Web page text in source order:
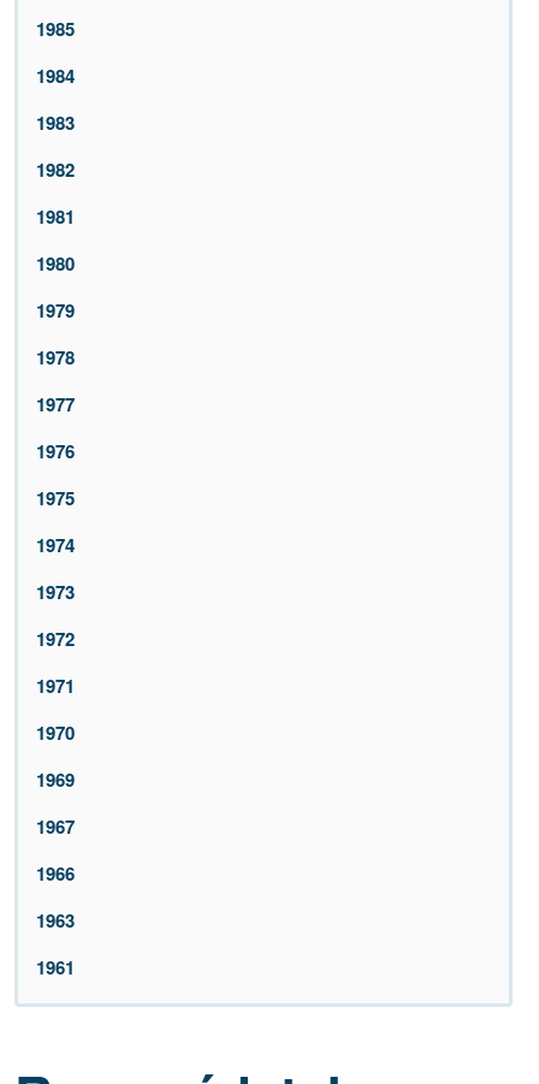
1985
1984
1983
1982
1981
1980
1979
1978
1977
1976
1975
1974
1973
1972
1971
1970
1969
1967
1966
1963
1961